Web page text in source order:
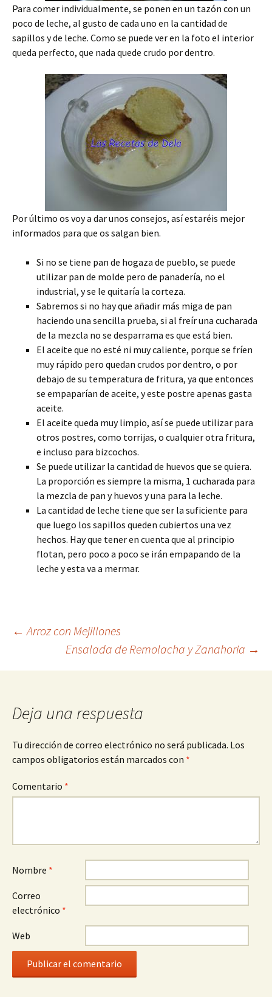
Para comer individualmente, se ponen en un tazón con un
poco de leche, al gusto de cada uno en la cantidad de
sapillos y de leche. Como se puede ver en la foto el interior
queda perfecto, que nada quede crudo por dentro.
Por último os voy a dar unos consejos, así estaréis mejor
informados para que os salgan bien.
Si no se tiene pan de hogaza de pueblo, se puede
utilizar pan de molde pero de panadería, no el
industrial, y se le quitaría la corteza.
Sabremos si no hay que añadir más miga de pan
haciendo una sencilla prueba, si al freír una cucharada
de la mezcla no se desparrama es que está bien.
El aceite que no esté ni muy caliente, porque se fríen
muy rápido pero quedan crudos por dentro, o por
debajo de su temperatura de fritura, ya que entonces
se empaparían de aceite, y este postre apenas gasta
aceite.
El aceite queda muy limpio, así se puede utilizar para
otros postres, como torrijas, o cualquier otra fritura,
e incluso para bizcochos.
Se puede utilizar la cantidad de huevos que se quiera.
La proporción es siempre la misma, 1 cucharada para
la mezcla de pan y huevos y una para la leche.
La cantidad de leche tiene que ser la suficiente para
que luego los sapillos queden cubiertos una vez
hechos. Hay que tener en cuenta que al principio
flotan, pero poco a poco se irán empapando de la
leche y esta va a mermar.
Navegación
de
entradas
← Arroz con Mejillones
Ensalada de Remolacha y Zanahoria →
Deja una respuesta
Tu dirección de correo electrónico no será publicada. Los
campos obligatorios están marcados con *
Comentario *
Nombre *
Correo
electrónico *
Web